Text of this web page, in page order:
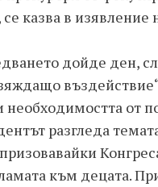
казва в изявление
дойде ден,
от
разгледа
към децата.